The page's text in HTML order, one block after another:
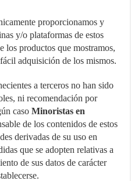
proporcionamos y
y/o plataformas de estos
los productos que mostramos,
adquisición de los mismos.
a terceros no han sido
ni recomendación por
casoMinoristas en
de los contenidos de estos
derivadas de su uso en
que se adopten relativas a
de sus datos de carácter